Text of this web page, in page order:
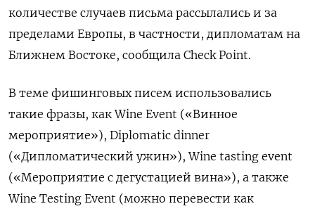
количестве случаев письма рассылались и за
пределами Европы, в частности, дипломатам на
Ближнем Востоке, сообщила Check Point.
В теме фишинговых писем использовались
такие фразы, как Wine Event («Винное
мероприятие»), Diplomatic dinner
(«Дипломатический ужин»), Wine tasting event
(«Мероприятие с дегустацией вина»), а также
Wine Testing Event (можно перевести как